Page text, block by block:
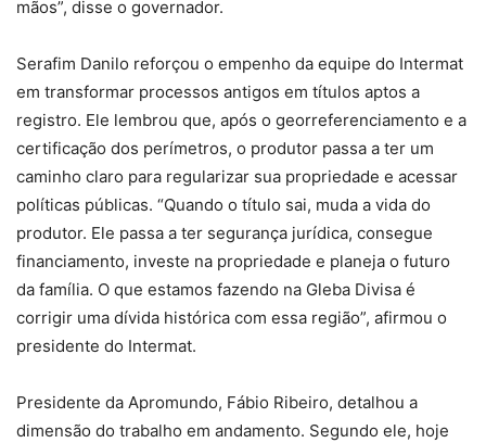
mãos”, disse o governador.
Serafim Danilo reforçou o empenho da equipe do Intermat
em transformar processos antigos em títulos aptos a
registro. Ele lembrou que, após o georreferenciamento e a
certificação dos perímetros, o produtor passa a ter um
caminho claro para regularizar sua propriedade e acessar
políticas públicas. “Quando o título sai, muda a vida do
produtor. Ele passa a ter segurança jurídica, consegue
financiamento, investe na propriedade e planeja o futuro
da família. O que estamos fazendo na Gleba Divisa é
corrigir uma dívida histórica com essa região”, afirmou o
presidente do Intermat.
Presidente da Apromundo, Fábio Ribeiro, detalhou a
dimensão do trabalho em andamento. Segundo ele, hoje